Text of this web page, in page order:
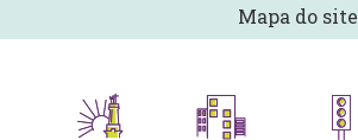
Mapa do site